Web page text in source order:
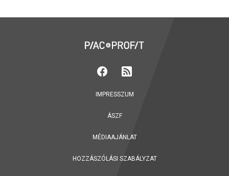
IMPRESSZUM
ÁSZF
MÉDIAAJÁNLAT
HOZZÁSZÓLÁSI SZABÁLYZAT